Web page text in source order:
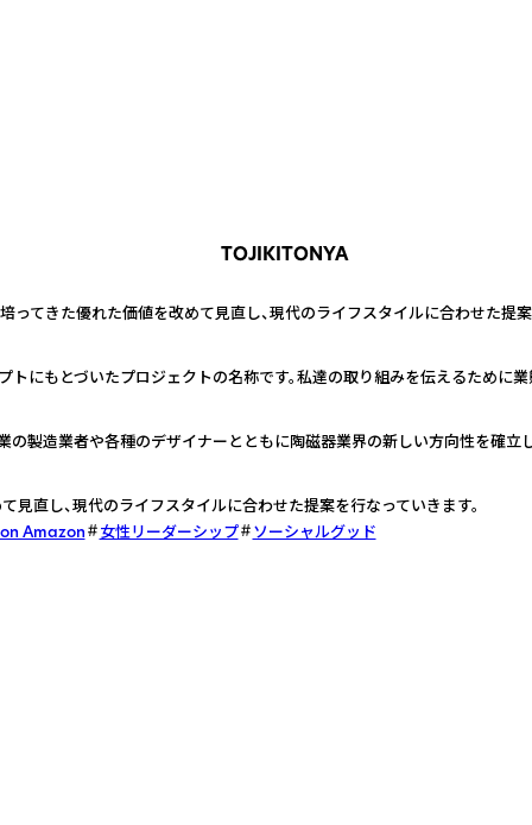
TOJIKITONYA
ってきた優れた価値を改めて見直し、現代のライフスタイルに合わせた提
トにもとづいたプロジェクトの名称です。私達の取り組みを伝えるために
の製造業者や各種のデザイナーとともに陶磁器業界の新しい方向性を確立
見直し、現代のライフスタイルに合わせた提案を行なっていきます。
Amazon
女性リーダーシップ ソーシャルグッド